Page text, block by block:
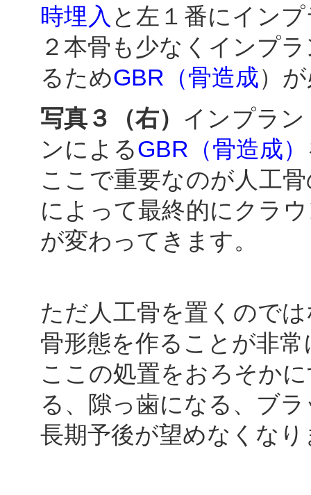
時埋入 と左１番にイン
２本骨も少なくインプ
るためGBR（骨造成）
写真３（右） インプラ
ンによるGBR（骨造成）
ここで重要なのが人工
によって最終的にクラ
が変わってきます。
ただ人工骨を置くので
骨形態を作ることが非
ここの処置をおろそか
る、隙っ歯になる、ブ
長期予後が望めなくなり